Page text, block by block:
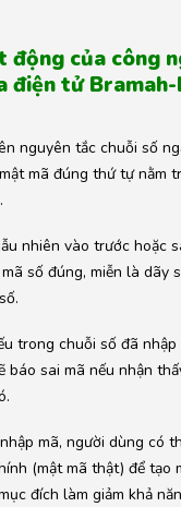
động của công
điện tử
nguyên tắc chuỗi số
mã đúng thứ tự nằm
nhiên vào trước hoặc
số đúng, miễn là dãy
trong chuỗi số đã nhập
báo sai mã nếu nhận
mã, người dùng có
(mật mã thật) để tạo
đích làm giảm khả